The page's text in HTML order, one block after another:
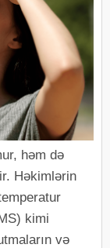
həm də
Həkimlərin
kimi
və